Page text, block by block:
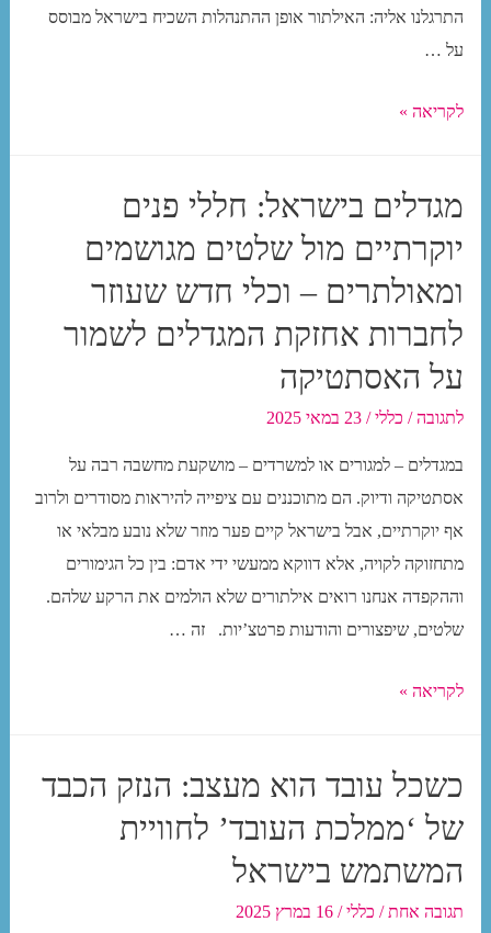
מוכנים
להשקיע
ארוך
התרגלנו אליה: האילתור אופן ההתנהלות השכיח בישראל מבוסס
על …
להוסיף
מתודולוגיה
לארגון
–
הטריק
שמעלים
את
מהמרחב
לקריאה »
מגדלים בישראל: חללי פנים
יוקרתיים מול שלטים מגושמים
ומאולתרים – וכלי חדש שעוזר
לחברות אחזקת המגדלים לשמור
על האסתטיקה
לתגובה / כללי/23 במאי 2025
במגדלים – למגורים או למשרדים – מושקעת מחשבה רבה על
אסתטיקה ודיוק. הם מתוכננים עם ציפייה להיראות מסודרים ולרוב
אף יוקרתיים, אבל בישראל קיים פער מוזר שלא נובע מבלאי או
מתחזוקה לקויה, אלא דווקא ממעשי ידי אדם: בין כל הגימורים
וההקפדה אנחנו רואים אילתורים שלא הולמים את הרקע שלהם.
שלטים, שיפצורים והודעות פרטצ’יות. זה …
מגדלים
פנים
יוקרתיים
שלטים
מגושמים
לקריאה »
כשכל עובד הוא מעצב: הנזק הכבד
של ‘ממלכת העובד’ לחוויית
המשתמש בישראל
תגובה אחת / כללי/16 במרץ 2025